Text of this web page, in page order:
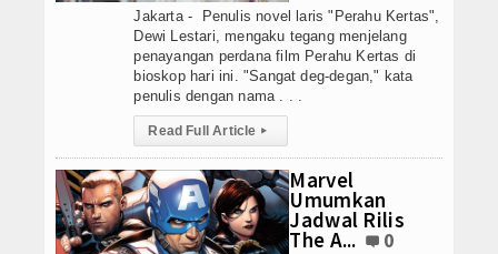
Jakarta - Penulis novel laris "Perahu Kertas",
Dewi Lestari, mengaku tegang menjelang
penayangan perdana film Perahu Kertas di
bioskop hari ini. "Sangat deg-degan," kata
penulis dengan nama . . .
Read Full Article ▸
Marvel
Umumkan
Jadwal Rilis
The A... 0